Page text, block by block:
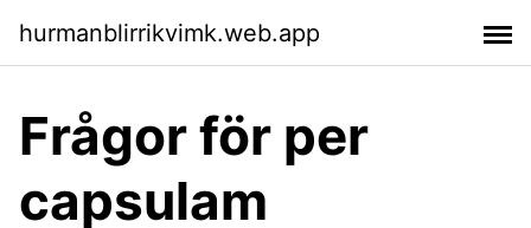
hurmanblirrikvimk.web.app
Frågor för per
capsulam